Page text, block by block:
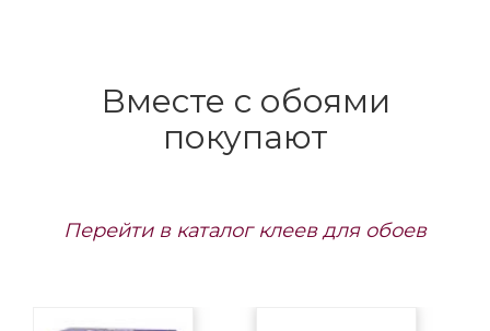
Вместе с обоями
покупают
Перейти в каталог клеев для обоев